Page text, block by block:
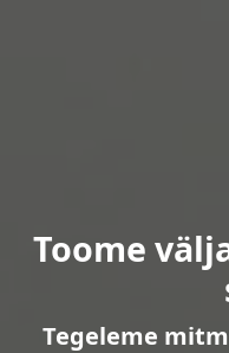
Toome
Tegeleme